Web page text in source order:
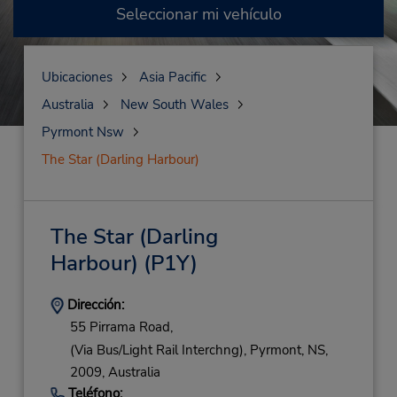
Seleccionar mi vehículo
Ubicaciones
Asia Pacific
Australia
New South Wales
Pyrmont Nsw
The Star (Darling Harbour)
The Star (Darling
Harbour) (P1Y)
Dirección:
55 Pirrama Road,
(Via Bus/Light Rail Interchng), Pyrmont, NS,
2009, Australia